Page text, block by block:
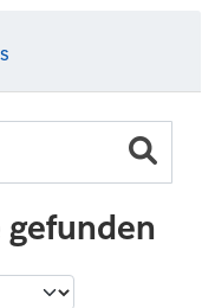
gefunden